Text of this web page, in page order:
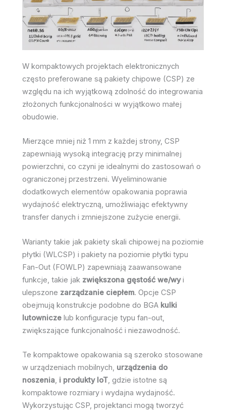
W kompaktowych projektach elektronicznych
często preferowane są pakiety chipowe (CSP) ze
względu na ich wyjątkową zdolność do integrowania
złożonych funkcjonalności w wyjątkowo małej
obudowie.
Mierzące mniej niż 1 mm z każdej strony, CSP
zapewniają wysoką integrację przy minimalnej
powierzchni, co czyni je idealnymi do zastosowań o
ograniczonej przestrzeni. Wyeliminowanie
dodatkowych elementów opakowania poprawia
wydajność elektryczną, umożliwiając efektywny
transfer danych i zmniejszone zużycie energii.
Warianty takie jak pakiety skali chipowej na poziomie
płytki (WLCSP) i pakiety na poziomie płytki typu
Fan-Out (FOWLP) zapewniają zaawansowane
funkcje, takie jak zwiększona gęstość we/wyi
ulepszone zarządzanie ciepłem. Opcje CSP
obejmują konstrukcje podobne do BGA kulki
lutownicze lub konfiguracje typu fan-out,
zwiększające funkcjonalność i niezawodność.
Te kompaktowe opakowania są szeroko stosowane
w urządzeniach mobilnych, urządzenia do
noszenia, i produkty IoT, gdzie istotne są
kompaktowe rozmiary i wydajna wydajność.
Wykorzystując CSP, projektanci mogą tworzyć